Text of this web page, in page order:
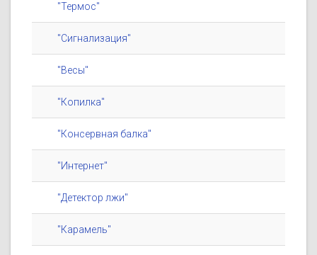
"Термос"
"Сигнализация"
"Весы"
"Копилка"
"Консервная балка"
"Интернет"
"Детектор лжи"
"Карамель"